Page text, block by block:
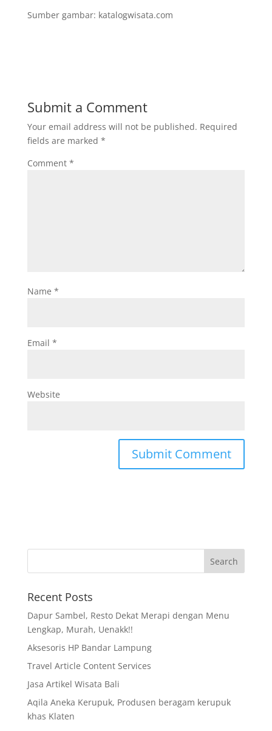
Sumber gambar: katalogwisata.com
Submit a Comment
Your email address will not be published. Required
fields are marked *
Comment *
Name *
Email *
Website
Recent Posts
Dapur Sambel, Resto Dekat Merapi dengan Menu
Lengkap, Murah, Uenakk!!
Aksesoris HP Bandar Lampung
Travel Article Content Services
Jasa Artikel Wisata Bali
Aqila Aneka Kerupuk, Produsen beragam kerupuk
khas Klaten